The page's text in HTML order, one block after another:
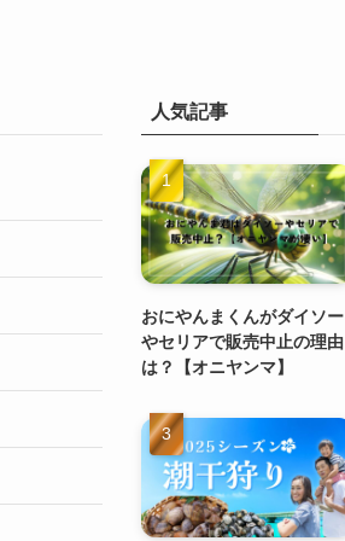
人気記事
おにやんまくんがダイソー
やセリアで販売中止の理由
は？【オニヤンマ】